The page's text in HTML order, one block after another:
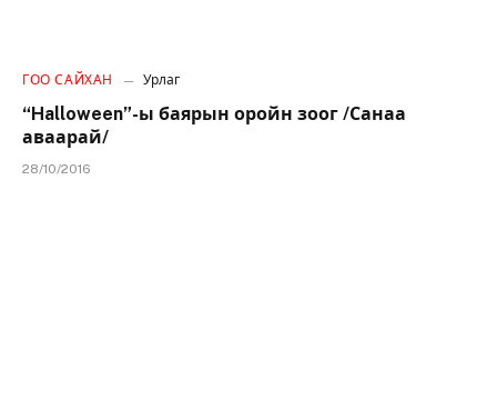
ГОО САЙХАН Урлаг
“Halloween”-ы баярын оройн зоог /Санаа
аваарай/
28/10/2016